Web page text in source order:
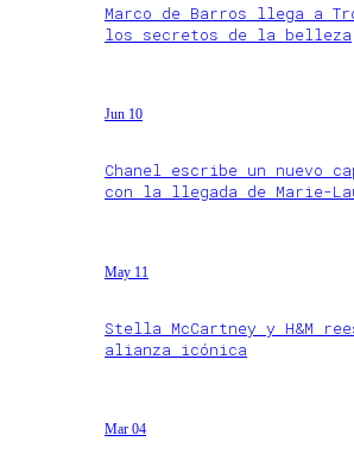
Marco de Barros llega a
los secretos de la belleza
Jun 10
Chanel escribe un nuevo
con la llegada de Marie-
May 11
Stella McCartney y H&M
alianza icónica
Mar 04